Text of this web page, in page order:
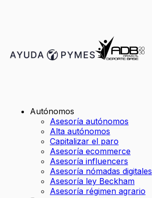
Autónomos
Asesoría autónomos
Alta autónomos
Capitalizar el paro
Asesoría ecommerce
Asesoría influencers
Asesoría nómadas digitales
Asesoría ley Beckham
Asesoría régimen agrario